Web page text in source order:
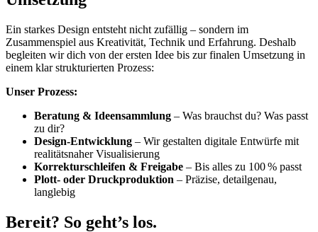
Ein starkes Design entsteht nicht zufällig – sondern im
Zusammenspiel aus Kreativität, Technik und Erfahrung. Deshalb
begleiten wir dich von der ersten Idee bis zur finalen Umsetzung in
einem klar strukturierten Prozess:
Unser Prozess:
Beratung & Ideensammlung – Was brauchst du? Was passt
zu dir?
Design-Entwicklung – Wir gestalten digitale Entwürfe mit
realitätsnaher Visualisierung
Korrekturschleifen & Freigabe – Bis alles zu 100 % passt
Plott- oder Druckproduktion – Präzise, detailgenau,
langlebig
Bereit? So geht’s los.